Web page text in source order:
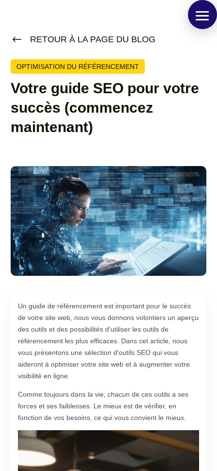
# RETOUR À LA PAGE DU BLOG
OPTIMISATION DU RÉFÉRENCEMENT
Votre guide SEO pour votre
succès (commencez
maintenant)
Un guide de référencement est important pour le succès
de votre site web, nous vous donnons volontiers un aperçu
des outils et des possibilités d'utiliser les outils de
référencement les plus efficaces. Dans cet article, nous
vous présentons une sélection d'outils SEO qui vous
aideront à optimiser votre site web et à augmenter votre
visibilité en ligne.
Comme toujours dans la vie, chacun de ces outils a ses
forces et ses faiblesses. Le mieux est de vérifier, en
fonction de vos besoins, ce qui vous convient le mieux.